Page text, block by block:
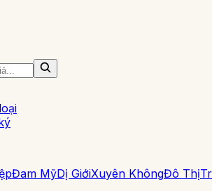
Đam MỹDị GiớiXuyên KhôngĐô Thị